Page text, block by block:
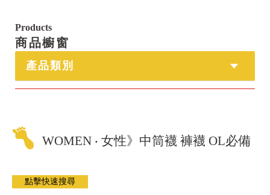
Products
商品櫥窗
產品類別
WOMEN ‧ 女性》中筒襪 褲襪 OL必備